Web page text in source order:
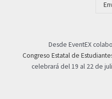
Desde EventEX
Congreso Estatal de
celebrará del 19 al 22 de